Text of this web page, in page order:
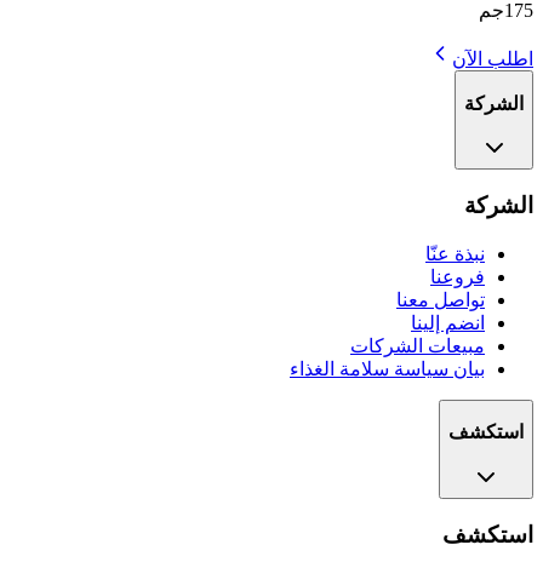
175جم
اطلب الآن
الشركة
الشركة
نبذة عنّا
فروعنا
تواصل معنا
انضم إلينا
مبيعات الشركات
بيان سياسة سلامة الغذاء
استكشف
استكشف